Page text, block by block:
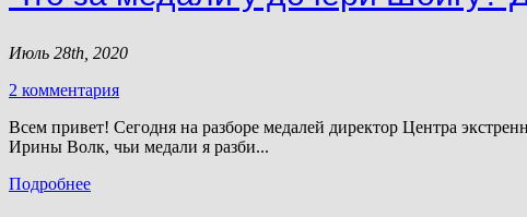
Июль 28th, 2020
2 комментария
Всем привет! Сегодня на разборе медалей директор Центра
Ирины Волк, чьи медали я разби...
Подробнее